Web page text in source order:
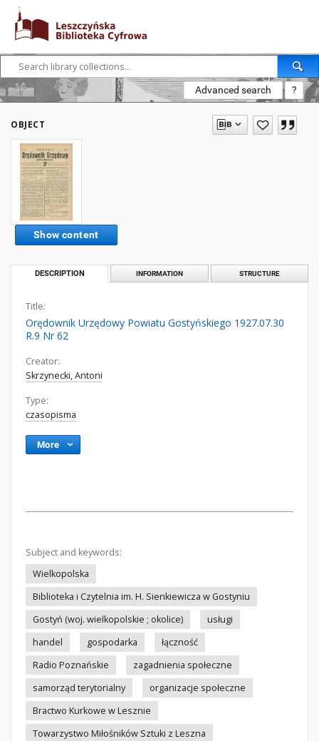
Advanced search ?
OBJECT
Show content
DESCRIPTION INFORMATION STRUCTURE
Title:
Orędownik Urzędowy Powiatu Gostyńskiego 1927.07.30
R.9 Nr 62
Creator:
Skrzynecki, Antoni
Type:
czasopisma
More
Subject and keywords:
Wielkopolska
Biblioteka i Czytelnia im. H. Sienkiewicza w Gostyniu
Gostyń (woj. wielkopolskie ; okolice)
usługi
handel
gospodarka
łączność
Radio Poznańskie
zagadnienia społeczne
samorząd terytorialny
organizacje społeczne
Bractwo Kurkowe w Lesznie
Towarzystwo Miłośników Sztuki z Leszna